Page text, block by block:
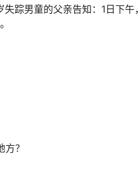
踪男童的父亲告知：1日下午
？